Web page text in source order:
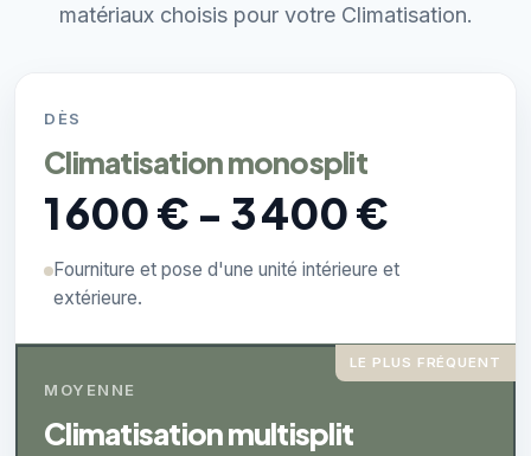
matériaux choisis pour votre Climatisation.
DÈS
Climatisation monosplit
1 600 € - 3 400 €
Fourniture et pose d'une unité intérieure et
extérieure.
LE PLUS FRÉQUENT
MOYENNE
Climatisation multisplit